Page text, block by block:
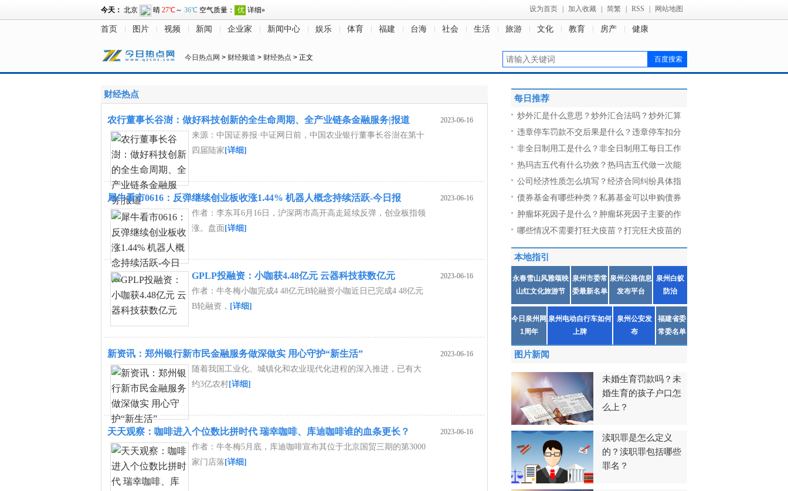
设为首页 加入收藏 简繁 RSS 网站地图
首页 图片 视频 新闻 企业家 新闻中心 娱乐 体育 福建 台海 社会 生活 旅游 文化 教育 房产 健康
今日热点网 > 财经频道 > 财经热点 > 正文
财经热点
2023-06-16
农行董事长谷澍：做好科技创新的全生命周期、全产业链条金融服务|报道
来源：中国证券报·中证网日前，中国农业银行董事长谷澍在第十
四届陆家 [详细]
2023-06-16
犀牛看市0616：反弹继续创业板收涨1.44% 机器人概念持续活跃-今日报
作者：李东耳6月16日，沪深两市高开高走延续反弹，创业板指领
涨。盘面 [详细]
2023-06-16
GPLP投融资：小咖获4.48亿元 云器科技获数亿元
作者：牛冬梅小咖完成4 48亿元B轮融资小咖近日已完成4 48亿元
B轮融资， [详细]
2023-06-16
新资讯：郑州银行新市民金融服务做深做实 用心守护“新生活”
随着我国工业化、城镇化和农业现代化进程的深入推进，已有大
约3亿农村[详细]
2023-06-16
天天观察：咖啡进入个位数比拼时代 瑞幸咖啡、库迪咖啡谁的血条更长？
作者：牛冬梅5月底，库迪咖啡宣布其位于北京国贸三期的第3000
家门店落 [详细]
每日推荐
炒外汇是什么意思？炒外汇合法吗？炒外汇算
违章停车罚款不交后果是什么？违章停车扣分
非全日制用工是什么？非全日制用工每日工作
热玛吉五代有什么功效？热玛吉五代做一次能
公司经济性质怎么填写？经济合同纠纷具体指
债券基金有哪些种类？私募基金可以申购债券
肿瘤坏死因子是什么？肿瘤坏死因子主要的作
哪些情况不需要打狂犬疫苗？打完狂犬疫苗的
本地指引
永春雪山风雅颂映
山红文化旅游节
泉州市委常
委最新名单
泉州公路信息
发布平台
泉州白蚁
防治
今日泉州网
1周年
泉州电动自行车如何
上牌
泉州公安发
布
福建省委
常委名单
图片新闻
未婚生育罚款吗？未
婚生育的孩子户口怎
么上？
渎职罪是怎么定义
的？渎职罪包括哪些
罪名？